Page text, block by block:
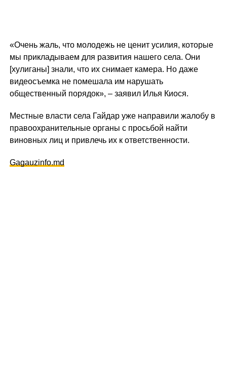
«Очень жаль, что молодежь не ценит усилия, которые
мы прикладываем для развития нашего села. Они
[хулиганы] знали, что их снимает камера. Но даже
видеосъемка не помешала им нарушать
общественный порядок», – заявил Илья Киося.
Местные власти села Гайдар уже направили жалобу в
правоохранительные органы с просьбой найти
виновных лиц и привлечь их к ответственности.
Gagauzinfo.md